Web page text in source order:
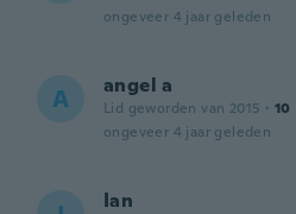
ongeveer 4 jaar geleden
A angel a
Lid geworden van 2015 · 10
ongeveer 4 jaar geleden
Ian